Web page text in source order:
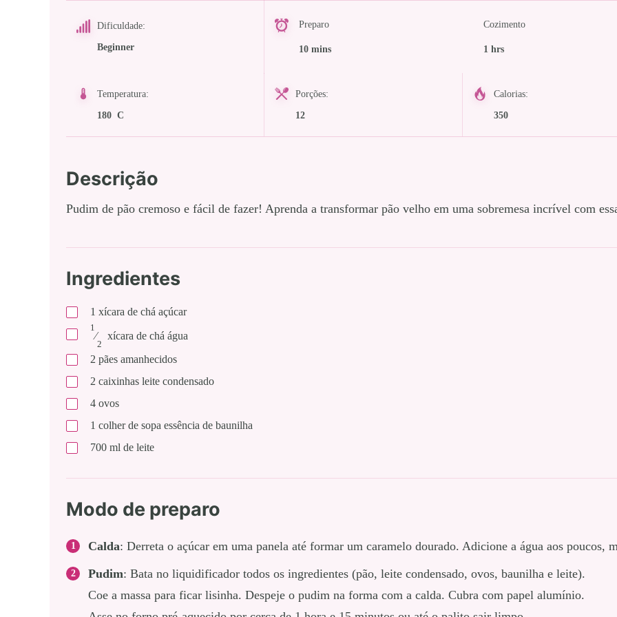
Dificuldade:
Beginner
Preparo
10 mins
Cozimento
1 hrs
Temperatura:
180 C
Porções:
12
Calorias:
350
Descrição
Pudim de pão cremoso e fácil de fazer! Aprenda a transformar pão velho em uma sobremesa incrível com
Ingredientes
1 xícara de chá açúcar
1
⁄
2
xícara de chá água
2 pães amanhecidos
2 caixinhas leite condensado
4 ovos
1 colher de sopa essência de baunilha
700 ml de leite
Modo de preparo
Calda: Derreta o açúcar em uma panela até formar um caramelo dourado. Adicione a água aos poucos,
Pudim: Bata no liquidificador todos os ingredientes (pão, leite condensado, ovos, baunilha e leite).
Coe a massa para ficar lisinha. Despeje o pudim na forma com a calda. Cubra com papel alumínio.